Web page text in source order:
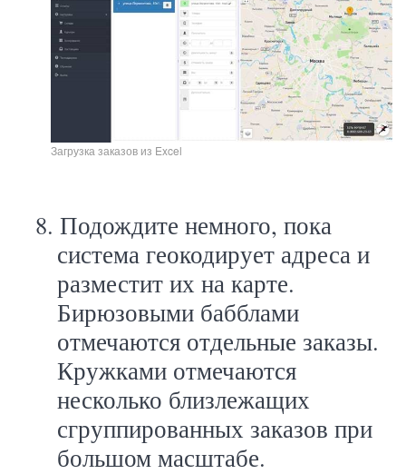
Загрузка заказов из Excel
8. Подождите немного, пока
система геокодирует адреса и
разместит их на карте.
Бирюзовыми бабблами
отмечаются отдельные заказы.
Кружками отмечаются
несколько близлежащих
сгруппированных заказов при
большом масштабе.